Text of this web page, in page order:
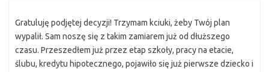
Gratuluję podjętej decyzji! Trzymam kciuki, żeby Twój plan
wypalił. Sam noszę się z takim zamiarem już od dłuższego
czasu. Przeszedłem już przez etap szkoły, pracy na etacie,
ślubu, kredytu hipotecznego, pojawiło się już pierwsze dziecko i